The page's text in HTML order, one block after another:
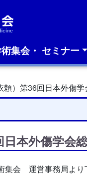
集会・ セミナー
頼）第36回日本外傷
日本外傷学会
集会 運営事務局より